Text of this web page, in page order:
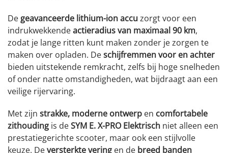
De geavanceerde lithium-ion accu zorgt voor een
indrukwekkendeactieradius van maximaal 90 km,
zodat je lange ritten kunt maken zonder je zorgen te
maken over opladen. Deschijfremmen voor en achter
bieden uitstekende remkracht, zelfs bij hoge snelheden
of onder natte omstandigheden, wat bijdraagt aan een
veilige rijervaring.
Met zijn strakke, moderne ontwerp en comfortabele
zithouding is deSYM E. X-PRO Elektrisch niet alleen een
prestatiegerichte scooter, maar ook een stijlvolle
keuze. Deversterkte vering en de breed banden